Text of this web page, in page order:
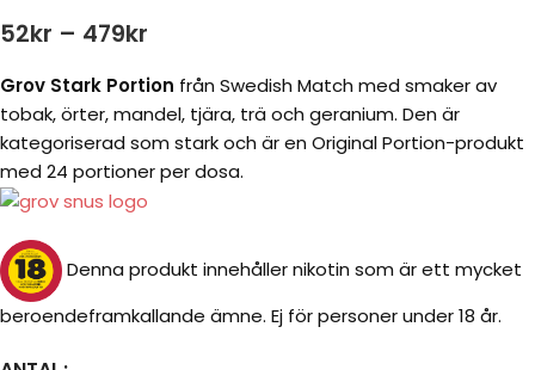
52kr – 479kr
Grov Stark Portion från Swedish Match med smaker av
tobak, örter, mandel, tjära, trä och geranium. Den är
kategoriserad som stark och är en Original Portion-produkt
med 24 portioner per dosa.
Denna produkt innehåller nikotin som är ett mycket
beroendeframkallande ämne. Ej för personer under 18 år.